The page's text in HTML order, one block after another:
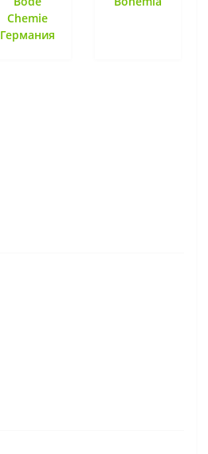
Chemie
Германия